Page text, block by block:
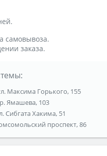
самовывоза.
заказа.
Максима Горького, 155
Ямашева, 103
Сибгата Хакима, 51
проспект, 86